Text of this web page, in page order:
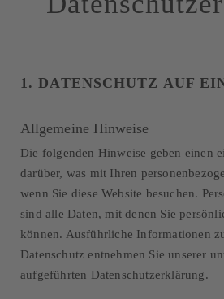
1. DATENSCHUTZ AUF
Allgemeine Hinweise
Die folgenden Hinweise geben einen
darüber, was mit Ihren
wenn Sie diese Website besuchen.
sind alle Daten, mit denen Sie
können. Ausführliche Informationen
Datenschutz entnehmen Sie unserer
aufgeführten Datenschutzerklärung.